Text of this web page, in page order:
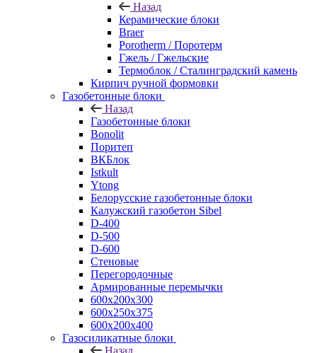
Назад
Керамические блоки
Braer
Porotherm / Поротерм
Гжель / Гжельские
Термоблок / Сталинградский камень
Кирпич ручной формовки
Газобетонные блоки
Назад
Газобетонные блоки
Bonolit
Поритеп
ВКБлок
Istkult
Ytong
Белорусские газобетонные блоки
Калужский газобетон Sibel
D-400
D-500
D-600
Стеновые
Перегородочные
Армированные перемычки
600х200х300
600х250х375
600х200х400
Газосиликатные блоки
Назад